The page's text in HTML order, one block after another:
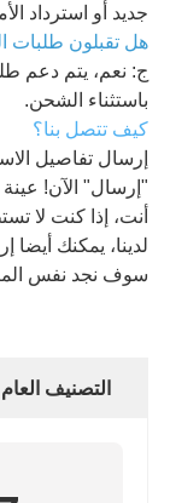
جديد أو استرداد
هل تقبلون طلبات
ج: نعم، يتم دعم
باستثناء الشحن.
كيف تتصل بنا؟
إرسال تفاصيل
"إرسال" الآن!
أنت، إذا كنت لا
لدينا، يمكنك أيضا
سوف نجد نفس
التصنيف العام